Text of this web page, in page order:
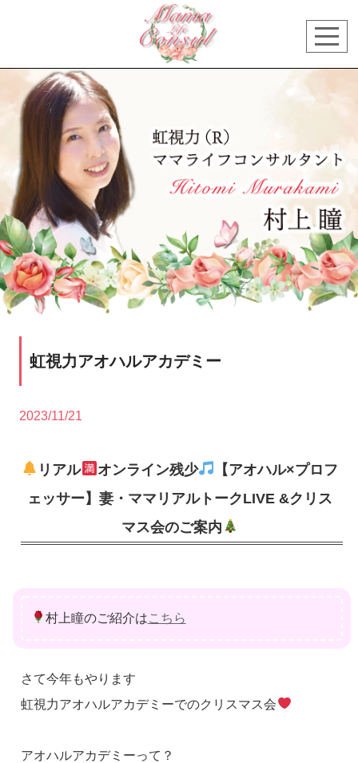
虹視力アオハルアカデミー
2023/11/21
リアル オンライン残少
【アオハル×プロフ
ェッサー】妻・ママリアルトークLIVE &クリス
マス会のご案内
村上瞳のご紹介はこちら
さて今年もやります
虹視力アオハルアカデミーでのクリスマス会
アオハルアカデミーって？